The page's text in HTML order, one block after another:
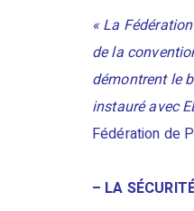
« La
de la
démontrent le
instauré avec
Fédération de
– LA